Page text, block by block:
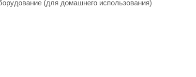
(для домашнего использования)